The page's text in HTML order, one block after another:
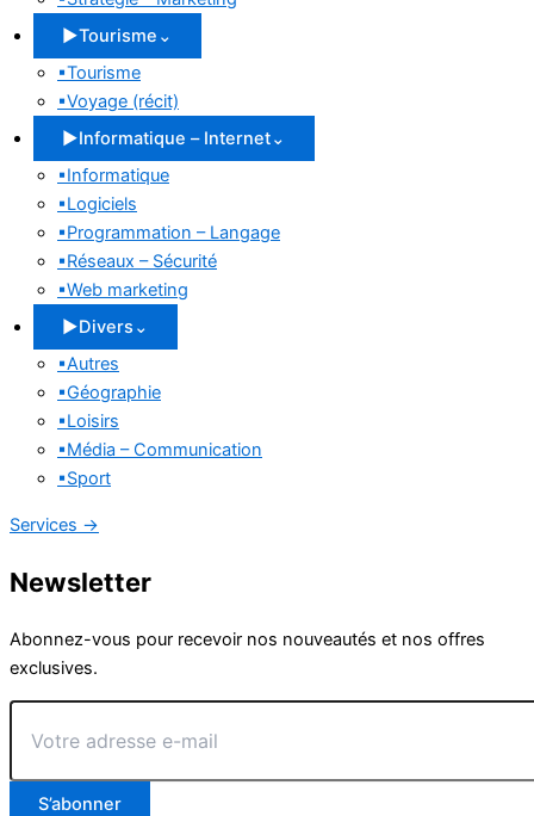
▶Tourisme ⌄
▪Tourisme
▪Voyage (récit)
▶Informatique – Internet⌄
▪Informatique
▪Logiciels
▪Programmation – Langage
▪Réseaux – Sécurité
▪Web marketing
▶Divers ⌄
▪Autres
▪Géographie
▪Loisirs
▪Média – Communication
▪Sport
Services →
Newsletter
Abonnez-vous pour recevoir nos nouveautés et nos offres
exclusives.
Votre
adresse
mail
S’abonner